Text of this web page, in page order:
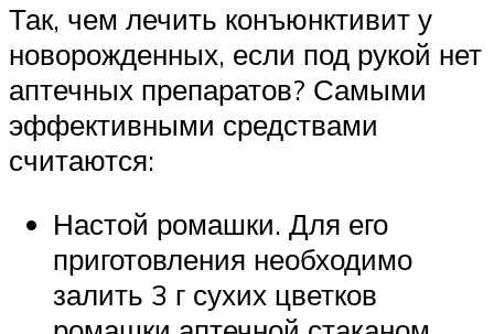
Так, чем лечить конъюнктивит у
новорожденных, если под рукой нет
аптечных препаратов? Самыми
эффективными средствами
считаются:
Настой ромашки. Для его
приготовления необходимо
залить 3 г сухих цветков